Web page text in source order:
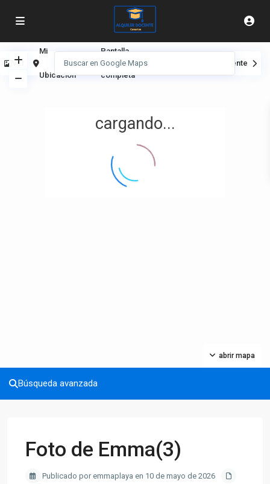
cargando...
abrir mapa
Ver
Mi
Ubicación
Pantalla
completa
Siguiente
Búsqueda avanzada
Foto de Emma(3)
Publicado por emmaplaya en 10 de mayo de 2026